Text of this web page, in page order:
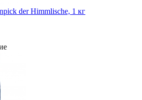
der Himmlische, 1 кг